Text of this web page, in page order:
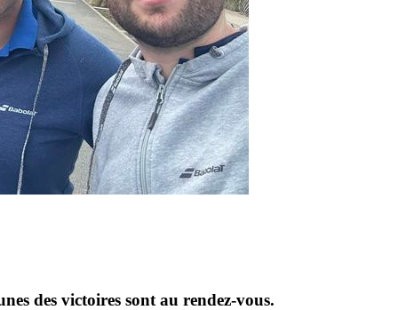
des victoires sont au rendez-vous.